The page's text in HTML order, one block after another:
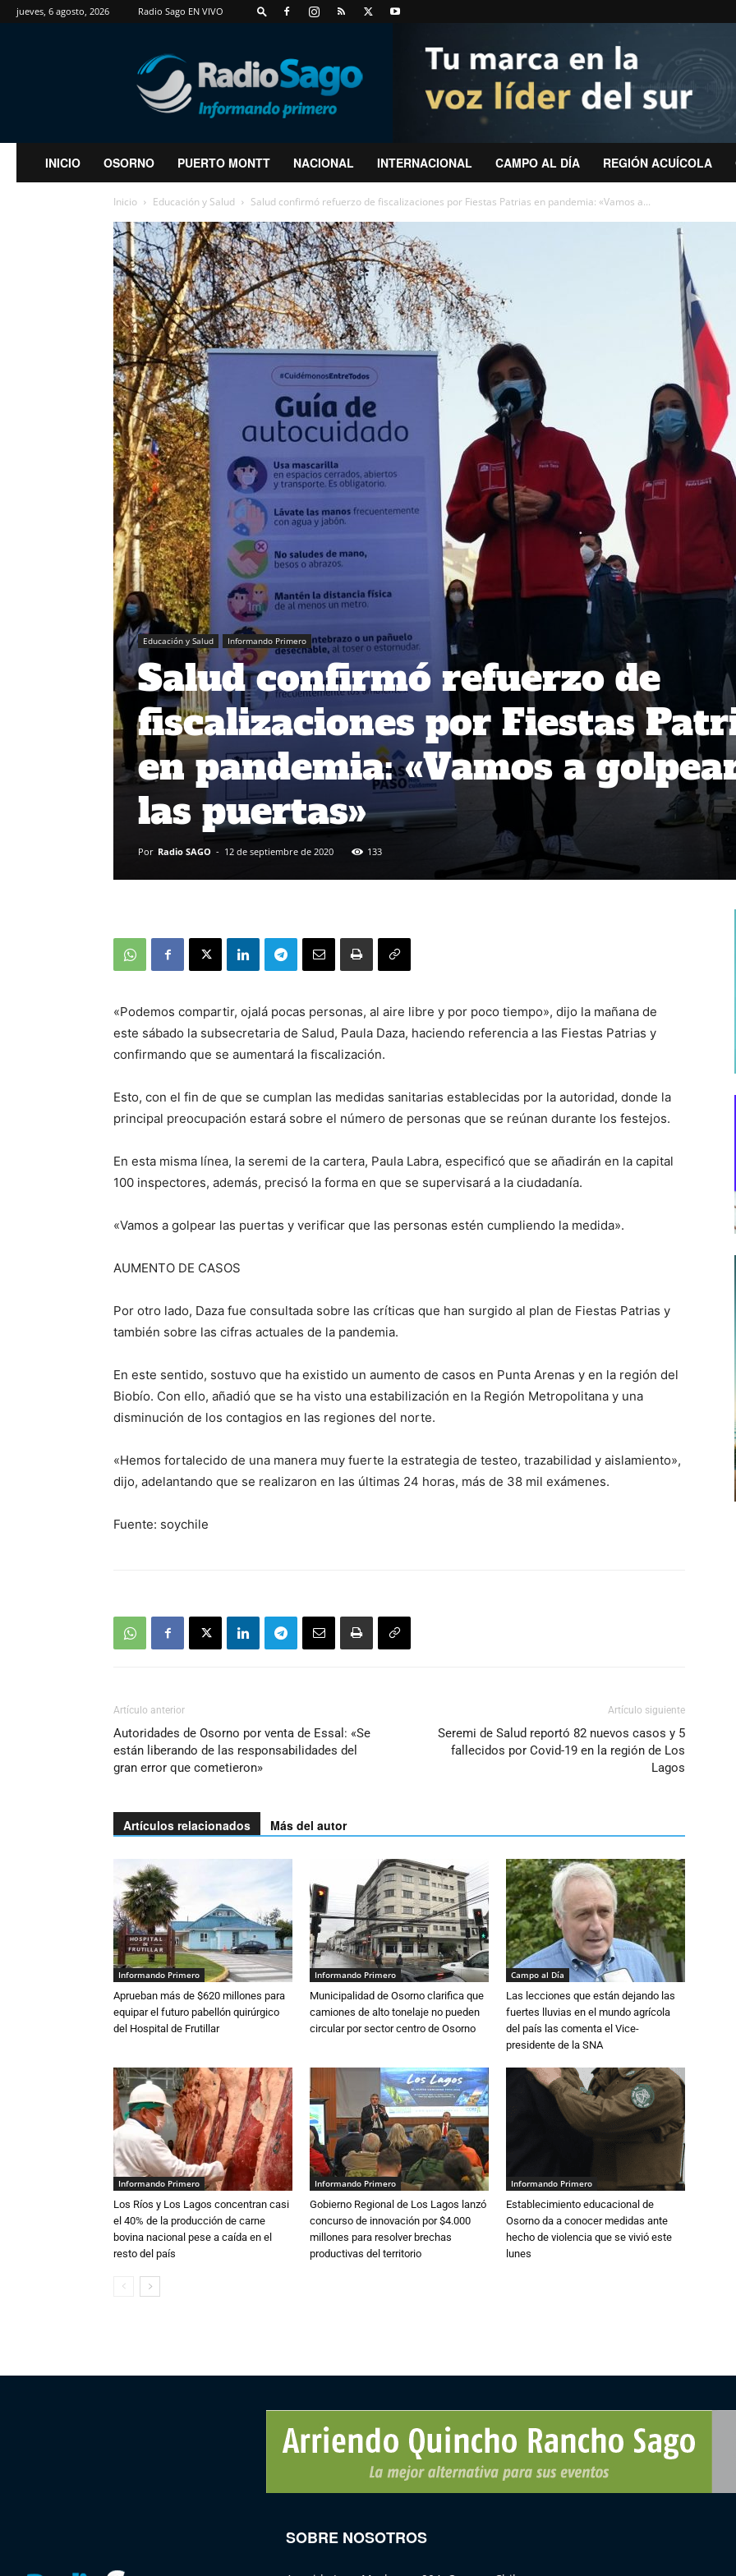
jueves, 6 agosto, 2026 Radio Sago EN VIVO
RadioSago
INICIO OSORNO PUERTO MONTT NACIONAL INTERNACIONAL CAMPO AL DÍA REGIÓN ACUÍCOLA
Inicio Educación y Salud Salud confirmó refuerzo de fiscalizaciones por Fiestas Patrias en pandemia: «Vamos a...
Educación y Salud Informando Primero
Salud confirmó refuerzo de
fiscalizaciones por Fiestas
en pandemia: «Vamos a
las puertas»
Por Radio SAGO - 12 de septiembre de 2020 133
«Podemos compartir, ojalá pocas personas, al aire libre y por poco tiempo», dijo la mañana de
este sábado la subsecretaria de Salud, Paula Daza, haciendo referencia a las Fiestas Patrias y
confirmando que se aumentará la fiscalización.
Esto, con el fin de que se cumplan las medidas sanitarias establecidas por la autoridad, donde la
principal preocupación estará sobre el número de personas que se reúnan durante los festejos.
En esta misma línea, la seremi de la cartera, Paula Labra, especificó que se añadirán en la capital
100 inspectores, además, precisó la forma en que se supervisará a la ciudadanía.
«Vamos a golpear las puertas y verificar que las personas estén cumpliendo la medida».
AUMENTO DE CASOS
Por otro lado, Daza fue consultada sobre las críticas que han surgido al plan de Fiestas Patrias y
también sobre las cifras actuales de la pandemia.
En este sentido, sostuvo que ha existido un aumento de casos en Punta Arenas y en la región del
Biobío. Con ello, añadió que se ha visto una estabilización en la Región Metropolitana y una
disminución de los contagios en las regiones del norte.
«Hemos fortalecido de una manera muy fuerte la estrategia de testeo, trazabilidad y aislamiento»,
dijo, adelantando que se realizaron en las últimas 24 horas, más de 38 mil exámenes.
Fuente: soychile
Artículo anterior
Autoridades de Osorno por venta de Essal: «Se
están liberando de las responsabilidades del
gran error que cometieron»
Artículo siguiente
Seremi de Salud reportó 82 nuevos casos y 5
fallecidos por Covid-19 en la región de Los
Lagos
Artículos relacionados Más del autor
Informando Primero
Aprueban más de $620 millones para
equipar el futuro pabellón quirúrgico
del Hospital de Frutillar
Informando Primero
Municipalidad de Osorno clarifica que
camiones de alto tonelaje no pueden
circular por sector centro de Osorno
Campo al Día
Las lecciones que están dejando las
fuertes lluvias en el mundo agrícola
del país las comenta el Vice-
presidente de la SNA
Informando Primero
Los Ríos y Los Lagos concentran casi
el 40% de la producción de carne
bovina nacional pese a caída en el
resto del país
Informando Primero
Gobierno Regional de Los Lagos lanzó
concurso de innovación por $4.000
millones para resolver brechas
productivas del territorio
Informando Primero
Establecimiento educacional de
Osorno da a conocer medidas ante
hecho de violencia que se vivió este
lunes
SOBRE NOSOTROS